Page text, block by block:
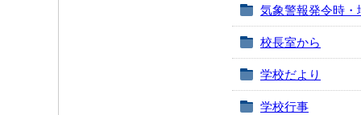
気象警報発令時
校長室から
学校だより
学校行事